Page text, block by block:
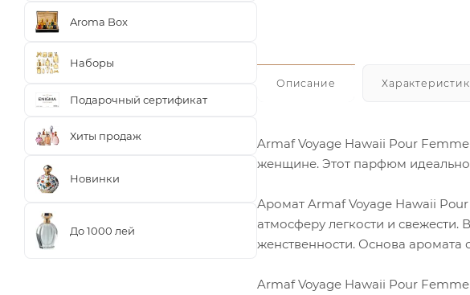
Описание
Armaf Voyage Hawaii Pour
женщине. Этот парфюм идеально
Аромат Armaf Voyage Hawaii
атмосферу легкости и
женственности. Основа аромата
Armaf Voyage Hawaii Pour
Aroma Box
Наборы
Подарочный сертификат
Хиты продаж
Новинки
До 1000 лей